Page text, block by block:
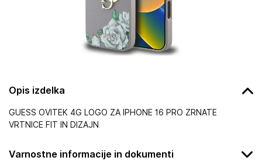
Opis izdelka
GUESS OVITEK 4G LOGO ZA IPHONE 16 PRO ZRNATE
VRTNICE FIT IN DIZAJN
Varnostne informacije in dokumenti